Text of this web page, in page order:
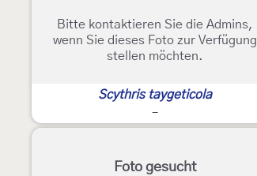
Bitte kontaktieren Sie die Admins,
wenn Sie dieses Foto zur Verfügung
stellen möchten.
Scythris taygeticola
-
Foto gesucht